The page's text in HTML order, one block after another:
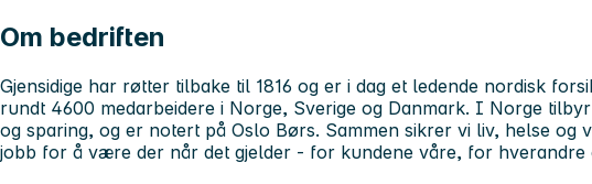
Om bedriften
Gjensidige har røtter tilbake til 1816 og er i dag et ledende nordisk
rundt 4600 medarbeidere i Norge, Sverige og Danmark. I Norge
og sparing, og er notert på Oslo Børs. Sammen sikrer vi liv, helse og
jobb for å være der når det gjelder - for kundene våre, for hverandre